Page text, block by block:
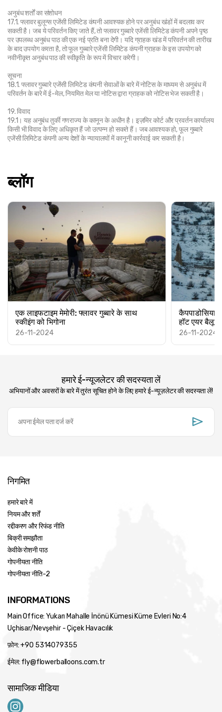
अनुबंध शर्तों का संशोधन
17.1. फ्लावर बुलून्स एजेंसी लिमिटेड कंपनी आवश्यक होने पर अनुबंध खंडों में बदलाव कर
सकती है। जब ये परिवर्तन किए जाते हैं, तो फ्लावर गुब्बारे एजेंसी लिमिटेड कंपनी अपने पृष्ठ
पर उपलब्ध अनुबंध पाठ की एक नई प्रति बना देगी। यदि ग्राहक खंड में परिवर्तन की तारीख
के बाद उपयोग करता है, तो फूल गुब्बारे एजेंसी लिमिटेड कंपनी ग्राहक के इस उपयोग को
नवीनीकृत अनुबंध पाठ की स्वीकृति के रूप में विचार करेगी।
सूचना
18.1. फ्लावर गुब्बारे एजेंसी लिमिटेड कंपनी सेवाओं के बारे में नोटिस के माध्यम से अनुबंध में
परिवर्तन के बारे में ई-मेल, नियमित मेल या नोटिस द्वारा ग्राहक को नोटिस भेज सकती है।
19. विवाद
19.1। यह अनुबंध तुर्की गणराज्य के कानून के अधीन है। इज़मिर कोर्ट और प्रवर्तन कार्यालय
किसी भी विवाद के लिए अधिकृत हैं जो उत्पन्न हो सकते हैं। जब आवश्यक हो, फूल गुब्बारे
एजेंसी लिमिटेड कंपनी अन्य देशों के न्यायालयों में कानूनी कार्रवाई कर सकती है।
ब्लॉग
एक लाइफटाइम मेमोरी: फ्लावर गुब्बारे के साथ
स्कीइंग को भिगोना
26-11-2024
कैपपाडोसिया
हॉट एयर बैलून
26-11-2024
हमारे ई-न्यूजलेटर की सदस्यता लें
अभियानों और अवसरों के बारे में तुरंत सूचित होने के लिए हमारे ई-न्यूज़लेटर की सदस्यता लें!
निगमित
हमारे बारे में
नियम और शर्तें
रद्दीकरण और रिफंड नीति
बिक्री समझौता
केवीके रोशनी पाठ
गोपनीयता नीति
गोपनीयता नीति-2
INFORMATIONS
Main Office: Yukarı Mahalle İnönü Kümesi Küme Evleri No:4
Uçhisar/Nevşehir - Çiçek Havacılık
फ़ोन: +90 5314079355
ईमेल: fly@flowerballoons.com.tr
सामाजिक मीडिया